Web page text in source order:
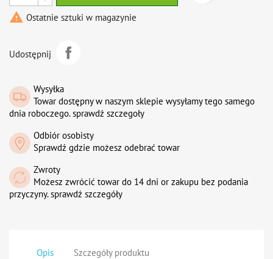
 Ostatnie sztuki w magazynie
Udostępnij
Wysyłka
Towar dostępny w naszym sklepie wysyłamy tego samego
dnia roboczego. sprawdź szczegoły
Odbiór osobisty
Sprawdź gdzie możesz odebrać towar
Zwroty
Możesz zwrócić towar do 14 dni or zakupu bez podania
przyczyny. sprawdź szczegóły
Opis
Szczegóły produktu